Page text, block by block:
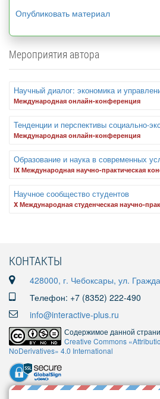
Опубликовать материал
Мероприятия автора
Научный диалог: экономика и
Международная онлайн-конференция
Тенденции и перспективы социально-
Международная онлайн-конференция
Образование и наука в современных
IX Международная научно-практическая
Научное сообщество студентов
X Международная студенческая научно-
КОНТАКТЫ
428000, г. Чебоксары, ул.
Телефон: +7 (8352) 222-490
info@interactive-plus.ru
Содержимое данной
Creative Commons
NoDerivatives» 4.0 International